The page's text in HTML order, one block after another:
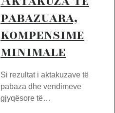
pabazuara,
kompensime
minimale
Si rezultat i aktakuzave të
pabaza dhe vendimeve
gjyqësore të…